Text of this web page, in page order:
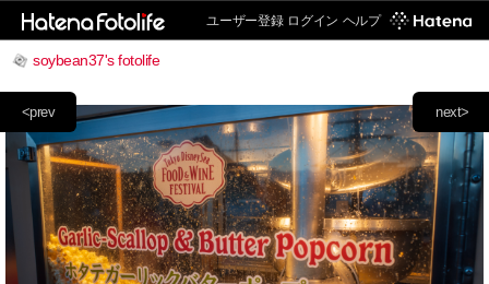
ユーザー登録 ログイン ヘルプ
soybean37's fotolife
next>
<prev